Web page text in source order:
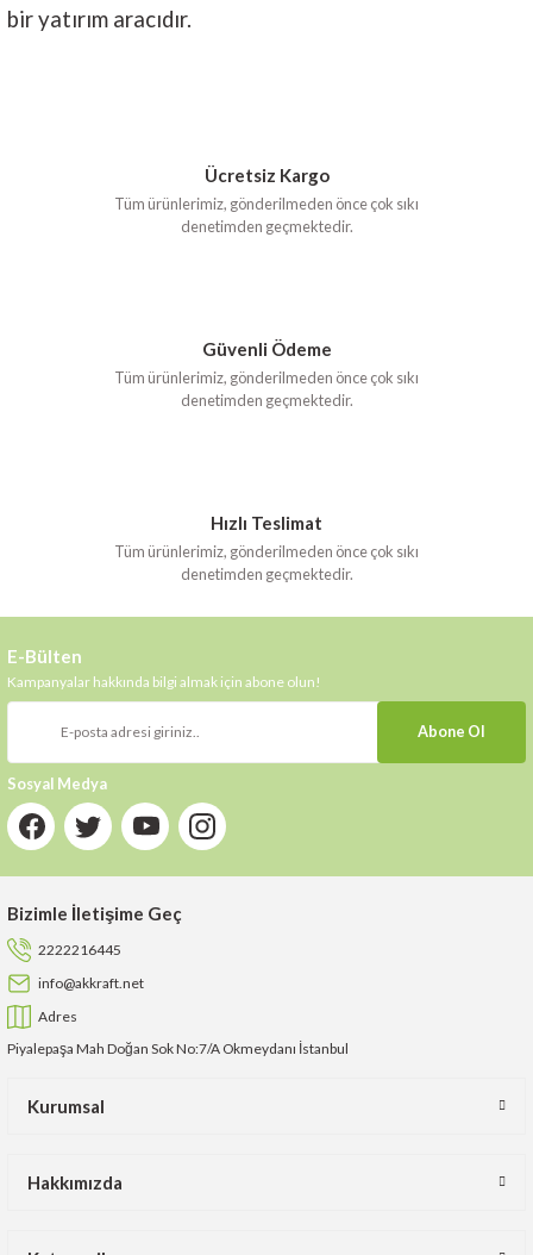
bir yatırım aracıdır.
Ücretsiz Kargo
Tüm ürünlerimiz, gönderilmeden önce çok sıkı
denetimden geçmektedir.
Güvenli Ödeme
Tüm ürünlerimiz, gönderilmeden önce çok sıkı
denetimden geçmektedir.
Hızlı Teslimat
Tüm ürünlerimiz, gönderilmeden önce çok sıkı
denetimden geçmektedir.
E-Bülten
Kampanyalar hakkında bilgi almak için abone olun!
Abone Ol
Sosyal Medya
Bizimle İletişime Geç
2222216445
info@akkraft.net
Adres
Piyalepaşa Mah Doğan Sok No:7/A Okmeydanı İstanbul
Kurumsal
Hakkımızda